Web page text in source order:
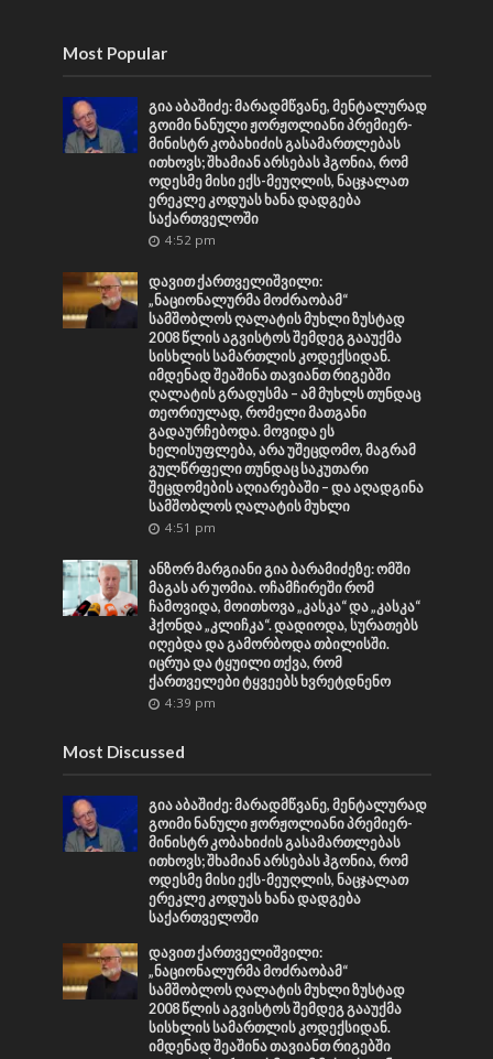
Most Popular
გია აბაშიძე: მარადმწვანე, მენტალურად
გოიმი ნანული ჟორჟოლიანი პრემიერ-
მინისტრ კობახიძის გასამართლებას
ითხოვს; შხამიან არსებას ჰგონია, რომ
ოდესმე მისი ექს-მეუღლის, ნაცჯალათ
ერეკლე კოდუას ხანა დადგება
საქართველოში
4:52 pm
დავით ქართველიშვილი:
„ნაციონალურმა მოძრაობამ“
სამშობლოს ღალატის მუხლი ზუსტად
2008 წლის აგვისტოს შემდეგ გააუქმა
სისხლის სამართლის კოდექსიდან.
იმდენად შეაშინა თავიანთ რიგებში
ღალატის გრადუსმა – ამ მუხლს თუნდაც
თეორიულად, რომელი მათგანი
გადაურჩებოდა. მოვიდა ეს
ხელისუფლება, არა უშეცდომო, მაგრამ
გულწრფელი თუნდაც საკუთარი
შეცდომების აღიარებაში – და აღადგინა
სამშობლოს ღალატის მუხლი
4:51 pm
ანზორ მარგიანი გია ბარამიძეზე: ომში
მაგას არ უომია. ოჩამჩირეში რომ
ჩამოვიდა, მოითხოვა „კასკა“ და „კასკა“
ჰქონდა „კლიჩკა“. დადიოდა, სურათებს
იღებდა და გამორბოდა თბილისში.
იცრუა და ტყუილი თქვა, რომ
ქართველები ტყვეებს ხვრეტდნენო
4:39 pm
Most Discussed
გია აბაშიძე: მარადმწვანე, მენტალურად
გოიმი ნანული ჟორჟოლიანი პრემიერ-
მინისტრ კობახიძის გასამართლებას
ითხოვს; შხამიან არსებას ჰგონია, რომ
ოდესმე მისი ექს-მეუღლის, ნაცჯალათ
ერეკლე კოდუას ხანა დადგება
საქართველოში
დავით ქართველიშვილი:
„ნაციონალურმა მოძრაობამ“
სამშობლოს ღალატის მუხლი ზუსტად
2008 წლის აგვისტოს შემდეგ გააუქმა
სისხლის სამართლის კოდექსიდან.
იმდენად შეაშინა თავიანთ რიგებში